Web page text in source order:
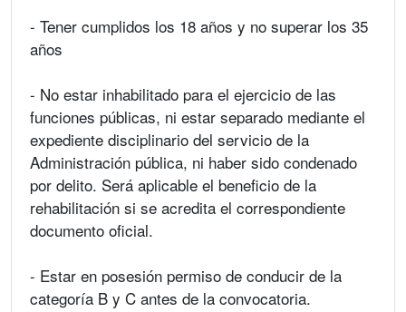
- Tener cumplidos los 18 años y no superar los 35
años
- No estar inhabilitado para el ejercicio de las
funciones públicas, ni estar separado mediante el
expediente disciplinario del servicio de la
Administración pública, ni haber sido condenado
por delito. Será aplicable el beneficio de la
rehabilitación si se acredita el correspondiente
documento oficial.
- Estar en posesión permiso de conducir de la
categoría B y C antes de la convocatoria.